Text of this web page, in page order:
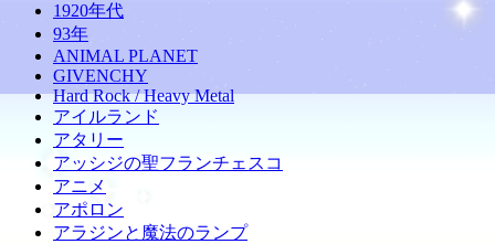
1920年代
93年
ANIMAL PLANET
GIVENCHY
Hard Rock / Heavy Metal
アイルランド
アタリー
アッシジの聖フランチェスコ
アニメ
アポロン
アラジンと魔法のランプ